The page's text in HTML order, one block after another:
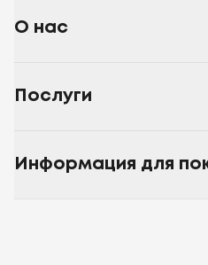
О нас
Послуги
Информация для